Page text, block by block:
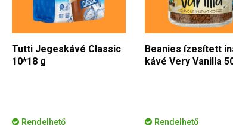
Tutti Jegeskávé Classic
10*18 g
Rendelhető
Beanies ízesített
kávé Very Vanilla
Rendelhető